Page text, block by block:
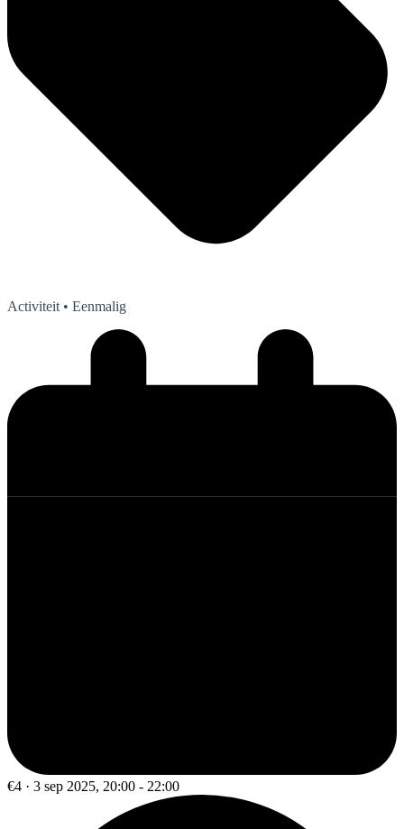
Activiteit • Eenmalig
€4 · 3 sep 2025, 20:00 - 22:00